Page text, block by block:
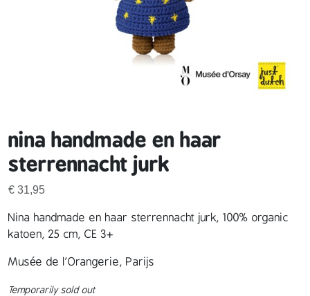
nina handmade en haar
sterrennacht jurk
€ 31,95
Nina handmade en haar sterrennacht jurk, 100% organic
katoen, 25 cm, CE 3+
Musée de l’Orangerie, Parijs
Temporarily sold out